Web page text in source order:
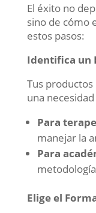
El éxito no
sino de cómo
estos pasos:
Identifica un
Tus
una
Para
manejar la
Para
Elige el